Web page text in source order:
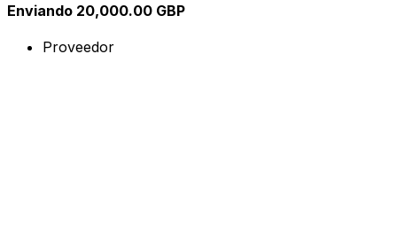
Enviando 20,000.00 GBP
Proveedor